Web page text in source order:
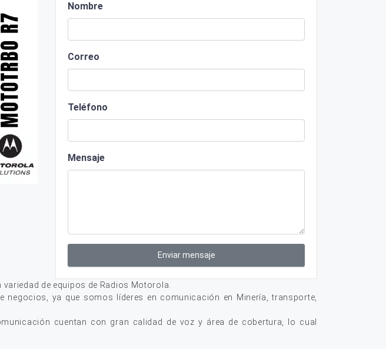
Nombre
Correo
Teléfono
Mensaje
Enviar mensaje
de equipos de Radios Motorola.
ya que somos líderes en comunicación en Minería, transporte,
cuentan con gran calidad de voz y área de cobertura, lo cual